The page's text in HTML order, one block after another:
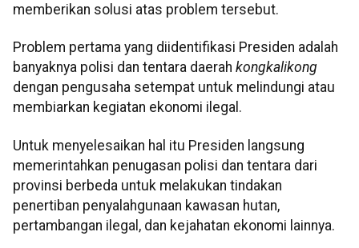
memberikan solusi atas problem tersebut.
Problem pertama yang diidentifikasi Presiden adalah
banyaknya polisi dan tentara daerah kongkalikong
dengan pengusaha setempat untuk melindungi atau
membiarkan kegiatan ekonomi ilegal.
Untuk menyelesaikan hal itu Presiden langsung
memerintahkan penugasan polisi dan tentara dari
provinsi berbeda untuk melakukan tindakan
penertiban penyalahgunaan kawasan hutan,
pertambangan ilegal, dan kejahatan ekonomi lainnya.